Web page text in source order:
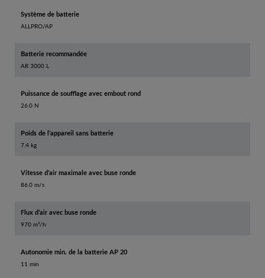
Système de batterie
ALLPRO/AP
Batterie recommandée
AR 3000 L
Puissance de soufflage avec embout rond
26.0 N
Poids de l’appareil sans batterie
7.4 kg
Vitesse d’air maximale avec buse ronde
86.0 m/s
Flux d’air avec buse ronde
970 m³/h
Autonomie min. de la batterie AP 20
11 min